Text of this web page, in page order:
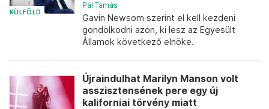
KÜLFÖLD
Pál Tamás
Gavin Newsom szerint el kell kezdeni
gondolkodni azon, ki lesz az Egyesült
Államok következő elnöke.
Újraindulhat Marilyn Manson volt
asszisztensének pere egy új
kaliforniai törvény miatt